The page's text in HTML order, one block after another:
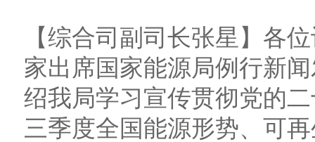
【综合司副司长张星】各
家出席国家能源局例行新
绍我局学习宣传贯彻党的
三季度全国能源形势、可